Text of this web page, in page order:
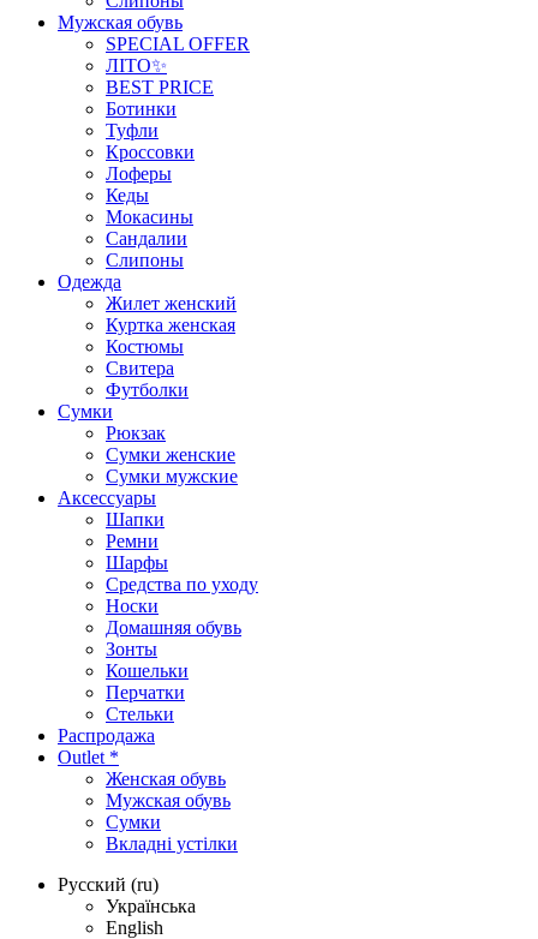
Мужская обувь
SPECIAL OFFER
ЛІТО✨
BEST PRICE
Ботинки
Туфли
Кроссовки
Лоферы
Кеды
Мокасины
Сандалии
Слипоны
Одежда
Жилет женский
Куртка женская
Костюмы
Свитера
Футболки
Сумки
Рюкзак
Сумки женские
Сумки мужские
Аксеcсуары
Шапки
Ремни
Шарфы
Средства по уходу
Носки
Домашняя обувь
Зонты
Кошельки
Перчатки
Стельки
Распродажа
Outlet *
Женская обувь
Мужская обувь
Сумки
Вкладні устілки
Русский (ru)
Українська
English